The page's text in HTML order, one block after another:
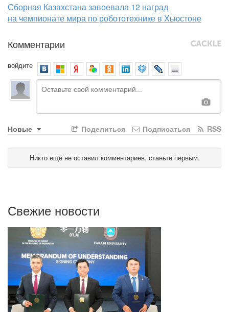
Сборная Казахстана завоевала 12 наград
на чемпионате мира по робототехнике в Хьюстоне
Комментарии
войдите
Новые RSS
Подписаться
Поделиться
Никто ещё не оставил комментариев, станьте первым.
Свежие новости